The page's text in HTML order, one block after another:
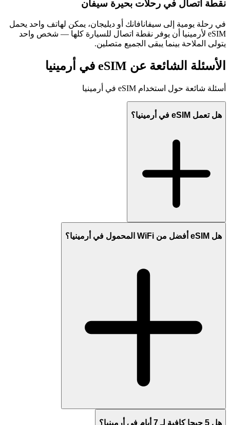
نقطة اتصال في رحلات بحيرة سيفان
في رحلة يومية إلى سيفانافانك أو ديليجان، يمكن لهاتف واحد يحمل
eSIM لأرمينيا أن يوفر نقطة اتصال للسيارة كلها — شخص واحد
يتولى الملاحة بينما يبقى الجميع متصلين.
الأسئلة الشائعة عن eSIM في أرمينيا
أسئلة شائعة حول استخدام eSIM في أرمينيا
هل تعمل eSIM في أرمينيا؟
هل eSIM أفضل من WiFi المحمول في أرمينيا؟
هل 5 جيجا كافية لـ 7 أيام في أرمينيا؟